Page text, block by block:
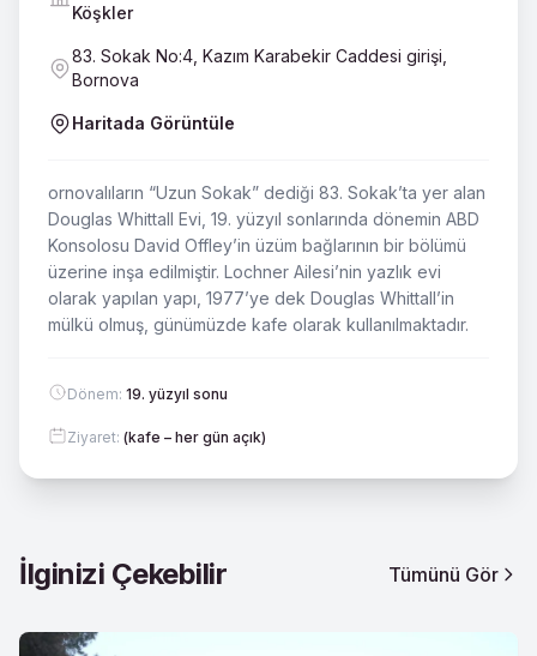
Köşkler
83. Sokak No:4, Kazım Karabekir Caddesi girişi,
Bornova
Haritada Görüntüle
ornovalıların “Uzun Sokak” dediği 83. Sokak’ta yer alan
Douglas Whittall Evi, 19. yüzyıl sonlarında dönemin ABD
Konsolosu David Offley’in üzüm bağlarının bir bölümü
üzerine inşa edilmiştir. Lochner Ailesi’nin yazlık evi
olarak yapılan yapı, 1977’ye dek Douglas Whittall’in
mülkü olmuş, günümüzde kafe olarak kullanılmaktadır.
Dönem: 19. yüzyıl sonu
Ziyaret: (kafe – her gün açık)
İlginizi Çekebilir Tümünü Gör